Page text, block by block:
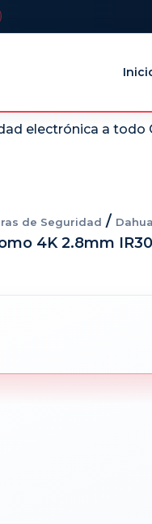
electrónica a
de Seguridad / Dahua
4K 2.8mm